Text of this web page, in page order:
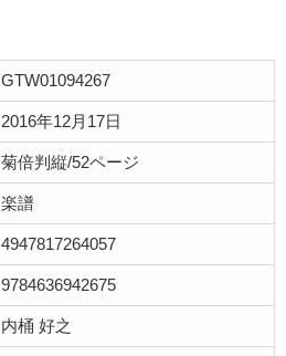
GTW01094267
2016年12月17日
菊倍判縦/52ページ
楽譜
4947817264057
9784636942675
内桶 好之